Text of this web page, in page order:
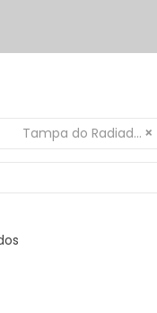
×
Tampa do Radiador